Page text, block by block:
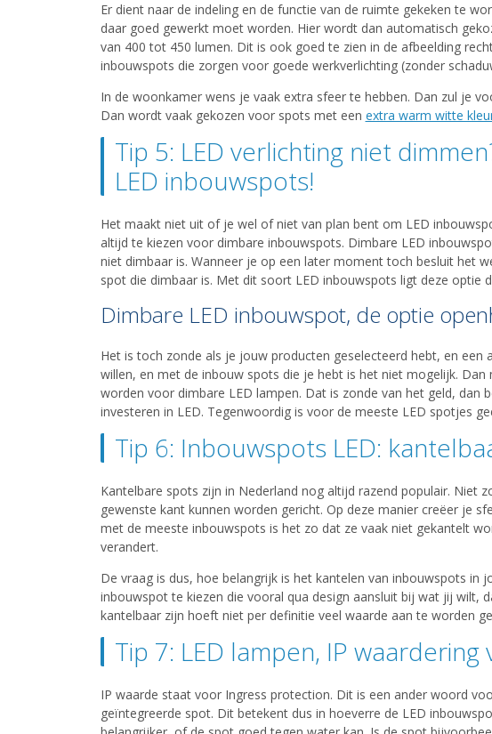
Er dient naar de indeling en de functie van de ruimte gekeken te
daar goed gewerkt moet worden. Hier wordt dan automatisch
van 400 tot 450 lumen. Dit is ook goed te zien in de afbeelding
inbouwspots die zorgen voor goede werkverlichting (zonder
In de woonkamer wens je vaak extra sfeer te hebben. Dan zul je
Dan wordt vaak gekozen voor spots met een extra warm witte
Tip 5: LED verlichting niet
LED inbouwspots!
Het maakt niet uit of je wel of niet van plan bent om LED
altijd te kiezen voor dimbare inbouwspots. Dimbare LED
niet dimbaar is. Wanneer je op een later moment toch besluit het
spot die dimbaar is. Met dit soort LED inbouwspots ligt deze optie
Dimbare LED inbouwspot, de optie
Het is toch zonde als je jouw producten geselecteerd hebt, en
willen, en met de inbouw spots die je hebt is het niet mogelijk.
worden voor dimbare LED lampen. Dat is zonde van het geld, dan
investeren in LED. Tegenwoordig is voor de meeste LED spotjes
Tip 6: Inbouwspots LED:
Kantelbare spots zijn in Nederland nog altijd razend populair. Niet
gewenste kant kunnen worden gericht. Op deze manier creëer je
met de meeste inbouwspots is het zo dat ze vaak niet gekantelt
verandert.
De vraag is dus, hoe belangrijk is het kantelen van inbouwspots in
inbouwspot te kiezen die vooral qua design aansluit bij wat jij wilt,
kantelbaar zijn hoeft niet per definitie veel waarde aan te worden
Tip 7: LED lampen, IP
IP waarde staat voor Ingress protection. Dit is een ander woord
geïntegreerde spot. Dit betekent dus in hoeverre de LED